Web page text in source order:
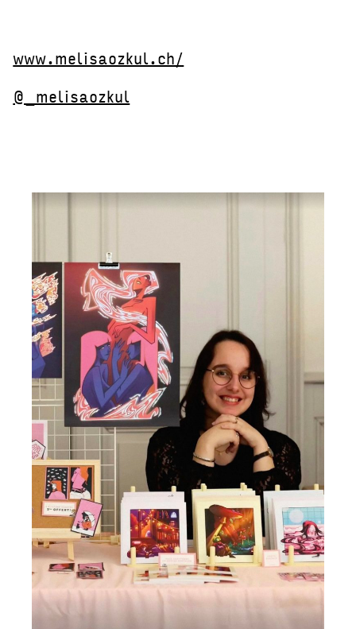
www.melisaozkul.ch/
@_melisaozkul